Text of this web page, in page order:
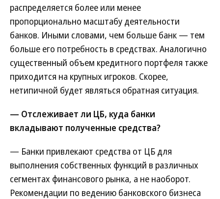
распределяется более или менее
пропорционально масштабу деятельности
банков. Иными словами, чем больше банк — тем
больше его потребность в средствах. Аналогично
существенный объем кредитного портфеля также
приходится на крупных игроков. Скорее,
нетипичной будет являться обратная ситуация.
— Отслеживает ли ЦБ, куда банки
вкладывают полученные средства?
— Банки привлекают средства от ЦБ для
выполнения собственных функций в различных
сегментах финансового рынка, а не наоборот.
Рекомендации по ведению банковского бизнеса